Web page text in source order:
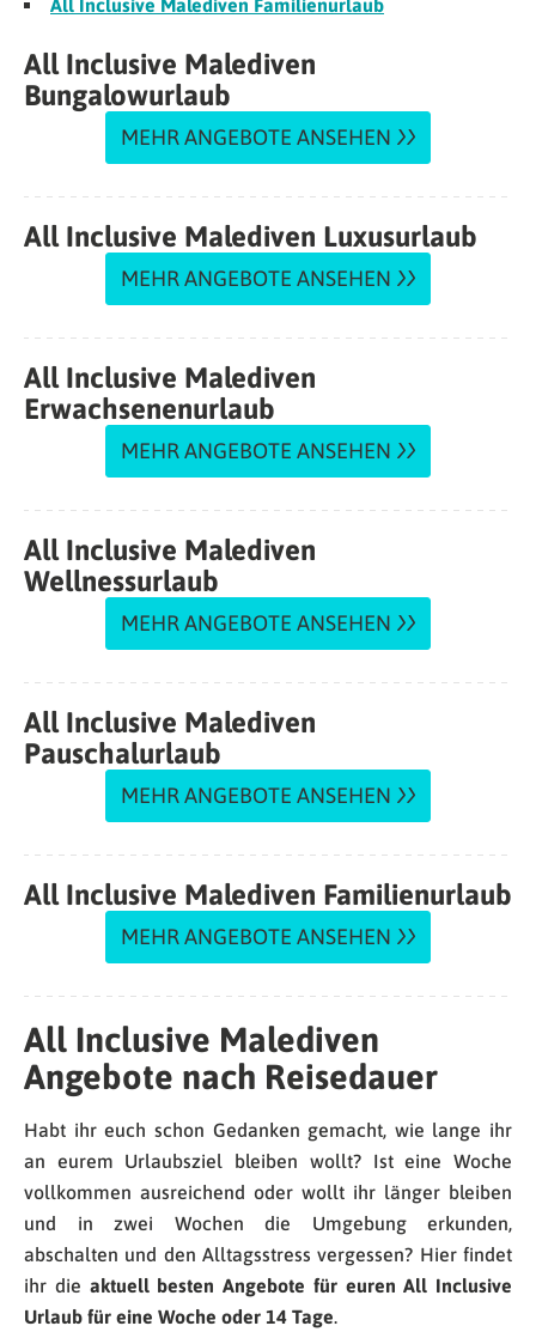
All Inclusive Malediven Familienurlaub
All Inclusive Malediven
Bungalowurlaub
MEHR ANGEBOTE ANSEHEN
All Inclusive Malediven Luxusurlaub
MEHR ANGEBOTE ANSEHEN
All Inclusive Malediven
Erwachsenenurlaub
MEHR ANGEBOTE ANSEHEN
All Inclusive Malediven
Wellnessurlaub
MEHR ANGEBOTE ANSEHEN
All Inclusive Malediven
Pauschalurlaub
MEHR ANGEBOTE ANSEHEN
All Inclusive Malediven Familienurlaub
MEHR ANGEBOTE ANSEHEN
All Inclusive Malediven
Angebote nach Reisedauer
Habt ihr euch schon Gedanken gemacht, wie lange ihr
an eurem Urlaubsziel bleiben wollt? Ist eine Woche
vollkommen ausreichend oder wollt ihr länger bleiben
und in zwei Wochen die Umgebung erkunden,
abschalten und den Alltagsstress vergessen? Hier findet
ihr die aktuell besten Angebote für euren All Inclusive
Urlaub für eine Woche oder 14 Tage.